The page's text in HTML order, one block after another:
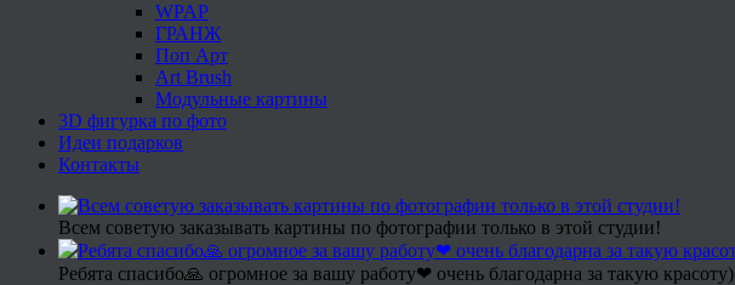
WPAP
ГРАНЖ
Поп Арт
Art Brush
Модульные картины
3D фигурка по фото
Идеи подарков
Контакты
Всем советую заказывать картины по фотографии только в этой студии!
Ребята спасибо🙏 огромное за вашу работу❤ очень благодарна за такую красоту)